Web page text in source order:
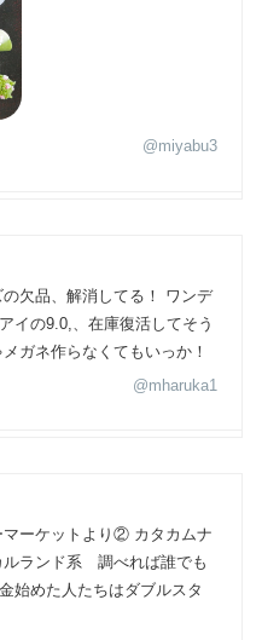
@miyabu3
欠品、解消してる！ ワンデ
イの9.0,、在庫復活してそう
ガネ作らなくてもいっか！
@mharuka1
マーケットより② カタカムナ
ランド系 調べれば誰でも
始めた人たちはダブルスタ